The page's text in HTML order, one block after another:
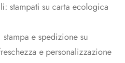
stampati su carta ecologica
e spedizione su
e personalizzazione